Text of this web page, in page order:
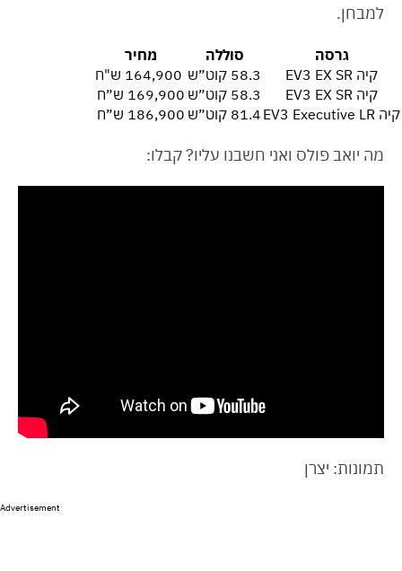
למבחן.
גרסה סוללה
מחיר
קיה EV3 EX SR
58.3 קוט״ש
קיה EV3 EX SR
58.3 קוט״ש
169,900 ש״ח
קיה EV3 Executive LR
81.4 קוט״ש 186,900 ש״ח
מה יואב פולס ואני חשבנו עליו? קבלו:
תמונות: יצרן
Advertisement